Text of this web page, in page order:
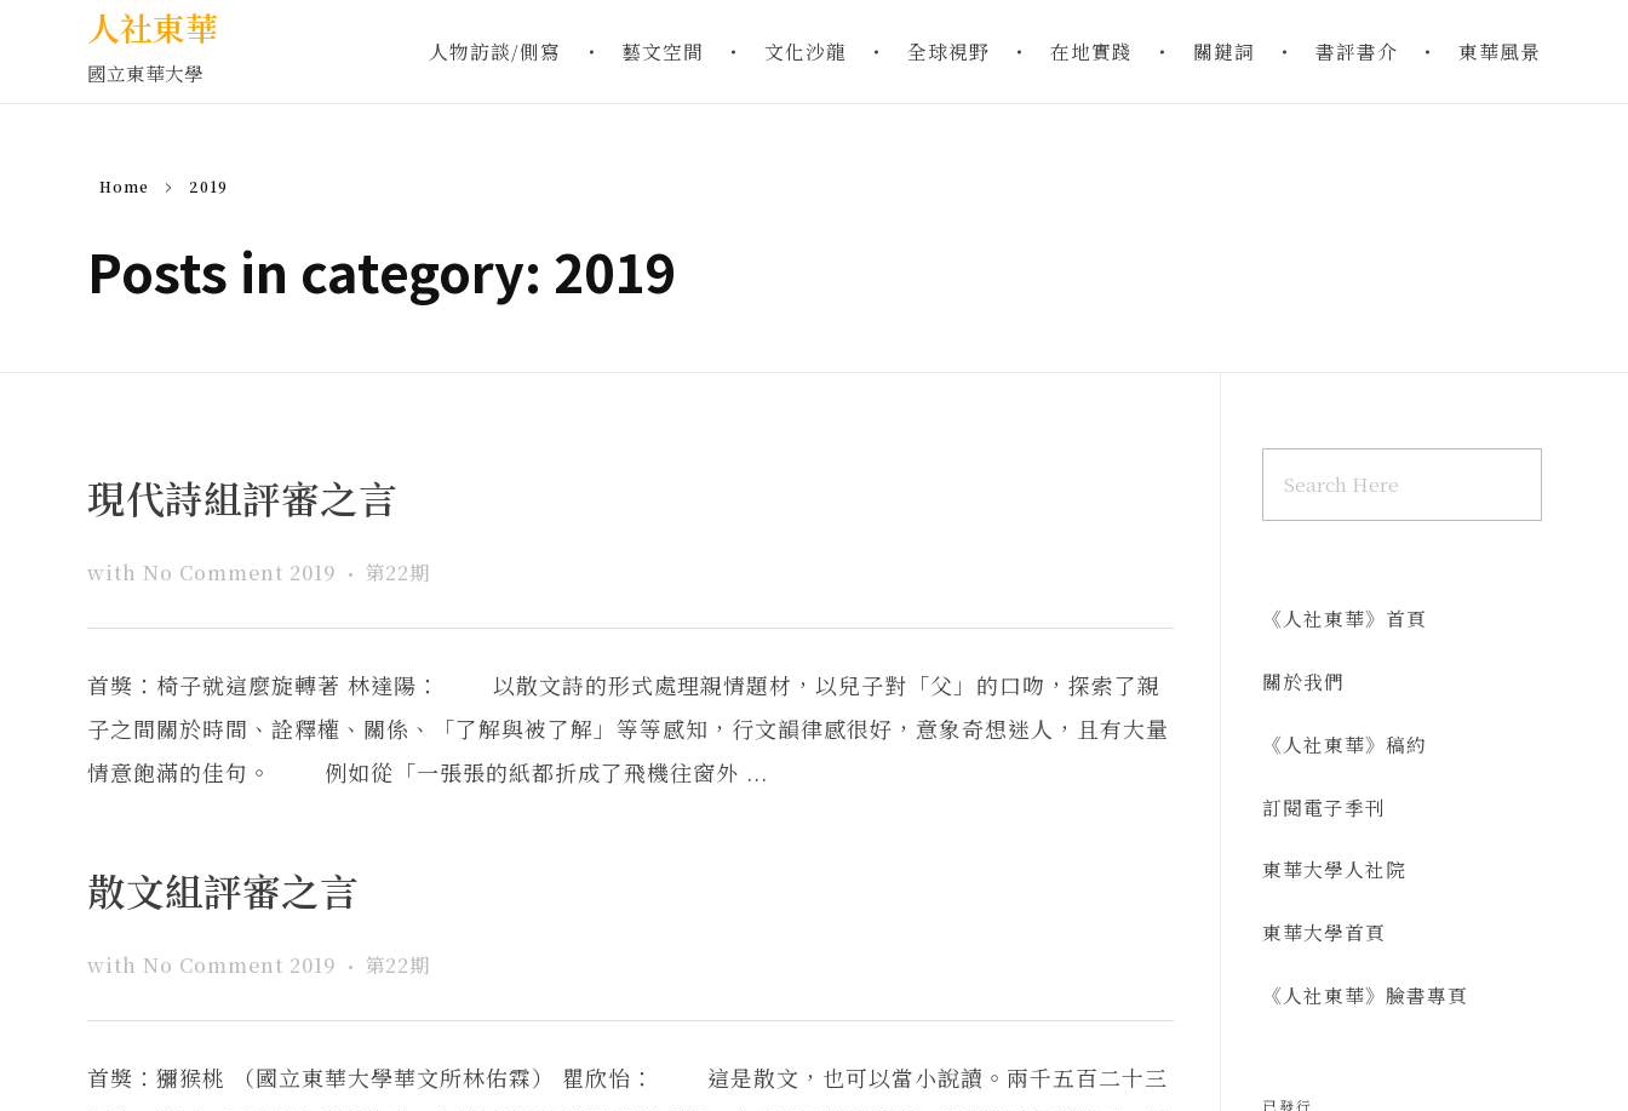
人社東華
國立東華大學
人物訪談/側寫 藝文空間 文化沙龍 全球視野 在地實踐 關鍵詞 書評書介 東華風景
Home 2019
Posts in category: 2019
現代詩組評審之言
with No Comment 2019 第22期
首獎：椅子就這麼旋轉著 林達陽： 以散文詩的形式處理親情題材，以兒子對「父」的口吻，探索了親
子之間關於時間、詮釋權、關係、「了解與被了解」等等感知，行文韻律感很好，意象奇想迷人，且有大量
情意飽滿的佳句。 例如從「一張張的紙都折成了飛機往窗外 ...
散文組評審之言
with No Comment 2019 第22期
首獎：獼猴桃 （國立東華大學華文所林佑霖） 瞿欣怡： 這是散文，也可以當小說讀。兩千五百二十三
《人社東華》首頁
關於我們
《人社東華》稿約
訂閱電子季刊
東華大學人社院
東華大學首頁
《人社東華》臉書專頁
已發行